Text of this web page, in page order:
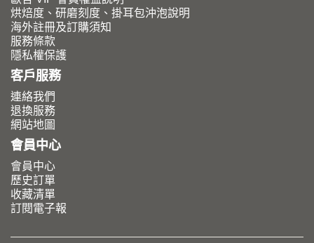
烘焙度、研磨刻度、掛耳包沖泡說明
海外註冊及訂購須知
服務條款
隱私權保護
客戶服務
連絡我們
退換服務
網站地圖
會員中心
會員中心
歷史訂單
收藏清單
訂閱電子報